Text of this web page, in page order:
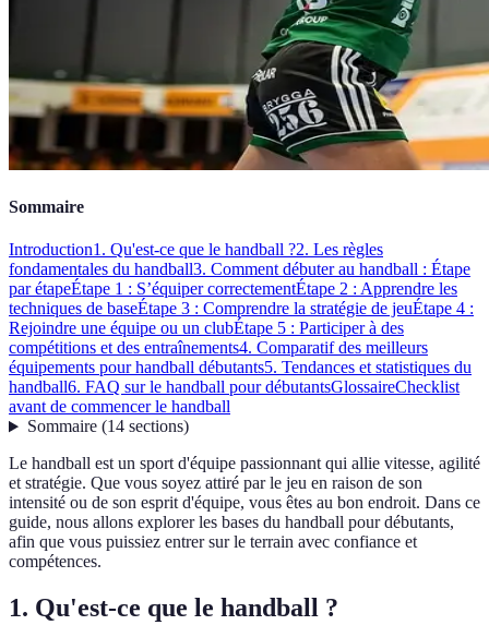
Sommaire
Introduction1. Qu'est-ce que le handball ?2. Les règles
fondamentales du handball3. Comment débuter au handball : Étape
par étapeÉtape 1 : S’équiper correctementÉtape 2 : Apprendre les
techniques de baseÉtape 3 : Comprendre la stratégie de jeuÉtape 4 :
Rejoindre une équipe ou un clubÉtape 5 : Participer à des
compétitions et des entraînements4. Comparatif des meilleurs
équipements pour handball débutants5. Tendances et statistiques du
handball6. FAQ sur le handball pour débutantsGlossaireChecklist
avant de commencer le handball
Sommaire(14 sections)
Le handball est un sport d'équipe passionnant qui allie vitesse, agilité
et stratégie. Que vous soyez attiré par le jeu en raison de son
intensité ou de son esprit d'équipe, vous êtes au bon endroit. Dans ce
guide, nous allons explorer les bases du handball pour débutants,
afin que vous puissiez entrer sur le terrain avec confiance et
compétences.
1. Qu'est-ce que le handball ?